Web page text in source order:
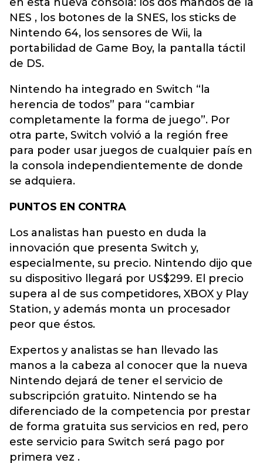
NES , los botones de la SNES, los sticks de
Nintendo 64, los sensores de Wii, la
portabilidad de Game Boy, la pantalla táctil
de DS.
Nintendo ha integrado en Switch “la
herencia de todos” para “cambiar
completamente la forma de juego”. Por
otra parte, Switch volvió a la región free
para poder usar juegos de cualquier país en
la consola independientemente de donde
se adquiera.
PUNTOS EN CONTRA
Los analistas han puesto en duda la
innovación que presenta Switch y,
especialmente, su precio. Nintendo dijo que
su dispositivo llegará por US$299. El precio
supera al de sus competidores, XBOX y Play
Station, y además monta un procesador
peor que éstos.
Expertos y analistas se han llevado las
manos a la cabeza al conocer que la nueva
Nintendo dejará de tener el servicio de
subscripción gratuito. Nintendo se ha
diferenciado de la competencia por prestar
de forma gratuita sus servicios en red, pero
este servicio para Switch será pago por
primera vez .